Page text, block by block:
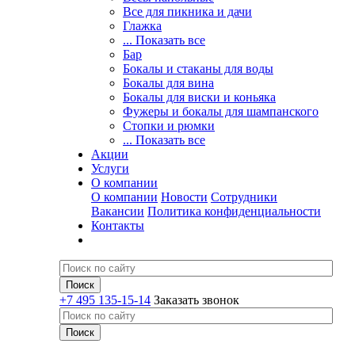
Все для пикника и дачи
Глажка
... Показать все
Бар
Бокалы и стаканы для воды
Бокалы для вина
Бокалы для виски и коньяка
Фужеры и бокалы для шампанского
Стопки и рюмки
... Показать все
Акции
Услуги
О компании
О компании Новости Сотрудники
Вакансии Политика конфиденциальности
Контакты
+7 495 135-15-14 Заказать звонок